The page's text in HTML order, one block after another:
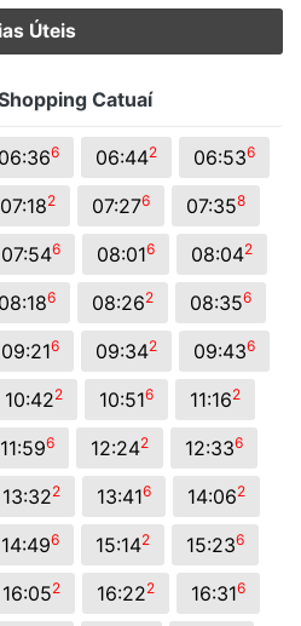
Úteis
Catuaí
06:366 06:442 06:536
07:182 07:276 07:358
07:546 08:016 08:042
08:186 08:262 08:356
09:216 09:342 09:436
10:422 10:516 11:162
11:596 12:242 12:336
13:322 13:416 14:062
14:496 15:142 15:236
16:052 16:222 16:316